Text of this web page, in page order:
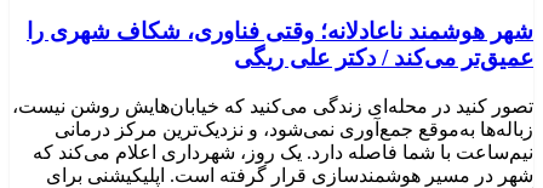
شهر هوشمند ناعادلانه؛ وقتی فناوری، شکاف شهری را
عمیق‌تر می‌کند / دکتر علی ریگی
تصور کنید در محله‌ای زندگی می‌کنید که خیابان‌هایش روشن نیست،
زباله‌ها به‌موقع جمع‌آوری نمی‌شود، و نزدیک‌ترین مرکز درمانی
نیم‌ساعت با شما فاصله دارد. یک روز، شهرداری اعلام می‌کند که
شهر در مسیر هوشمندسازی قرار گرفته است. اپلیکیشنی برای